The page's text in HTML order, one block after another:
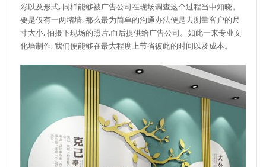
彩以及形式, 同样能够被广告公司在现场调查这个过程当中知晓。
要是仅有一两堵墙, 那么最为简单的沟通办法便是去测量客户的尺
寸大小, 拍摄下现场的照片,而后提供给广告公司。如此一来专业文
化墙制作, 我们便能够在最大程度上节省彼此的时间以及成本。